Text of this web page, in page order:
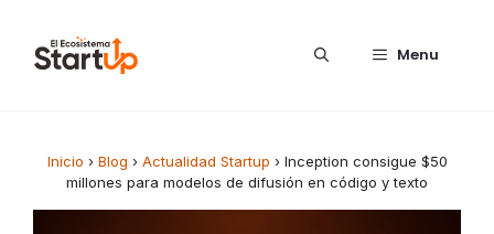
Menu
Inicio › Blog › Actualidad Startup › Inception consigue $50
millones para modelos de difusión en código y texto